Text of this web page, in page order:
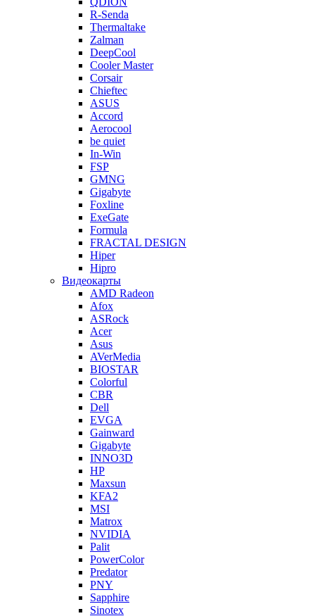
R-Senda
Thermaltake
Zalman
DeepCool
Cooler Master
Corsair
Chieftec
ASUS
Accord
Aerocool
be quiet
In-Win
FSP
GMNG
Gigabyte
Foxline
ExeGate
Formula
FRACTAL DESIGN
Hiper
Hipro
Видеокарты
AMD Radeon
Afox
ASRock
Acer
Asus
AVerMedia
BIOSTAR
Colorful
CBR
Dell
EVGA
Gainward
Gigabyte
INNO3D
HP
Maxsun
KFA2
MSI
Matrox
NVIDIA
Palit
PowerColor
Predator
PNY
Sapphire
Sinotex